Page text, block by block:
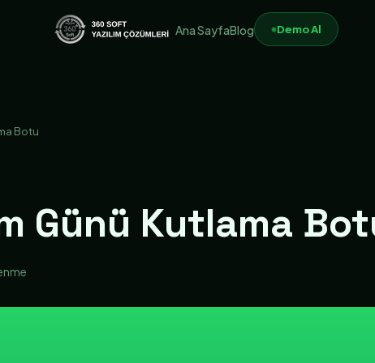
Ana SayfaBlog Demo Al
Botu
Günü Kutlama